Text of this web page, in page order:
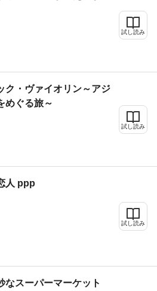
試し読み
ク・ヴァイオリン～アジ
めぐる旅～
試し読み
人 ppp
試し読み
なスーパーマーケット